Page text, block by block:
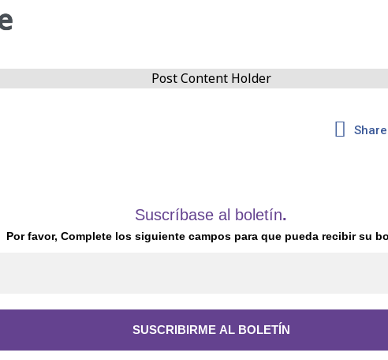
Post Content Holder
Suscríbase al boletín.
Por favor, Complete los siguiente campos para que pueda recibir su